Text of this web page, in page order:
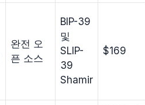
완전 오
픈 소스
BIP-39
및
SLIP-
39
Shamir
$169